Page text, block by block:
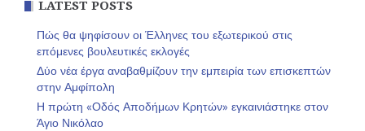
LATEST POSTS
Πώς θα ψηφίσουν οι Έλληνες του εξωτερικού στις
επόμενες βουλευτικές εκλογές
Δύο νέα έργα αναβαθμίζουν την εμπειρία των επισκεπτών
στην Αμφίπολη
Η πρώτη «Οδός Αποδήμων Κρητών» εγκαινιάστηκε στον
Άγιο Νικόλαο